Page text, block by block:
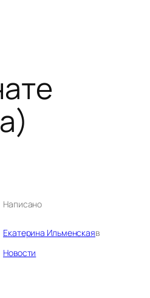
Написано
Екатерина Ильменскаяв
Новости